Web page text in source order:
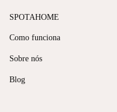
SPOTAHOME
Como funciona
Sobre nós
Blog